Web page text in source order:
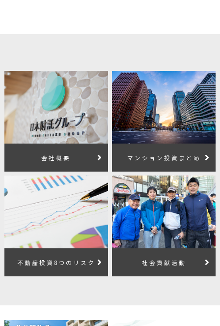
会社概要 マンション投資まとめ
不動産投資8つのリスク 社会貢献活動